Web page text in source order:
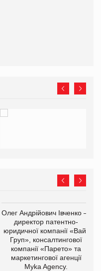
Олег Андрійович Івченко —
директор патентно-
юридичної компанії «Вайз
Груп», консалтингової
компанії «Парето» та
маркетингової агенції
Myka Agency.